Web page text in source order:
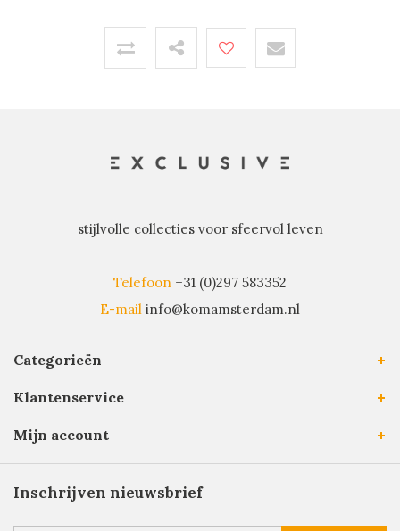
stijlvolle collecties voor sfeervol leven
Telefoon +31 (0)297 583352
E-mail info@komamsterdam.nl
Categorieën
Klantenservice
Mijn account
Inschrijven nieuwsbrief